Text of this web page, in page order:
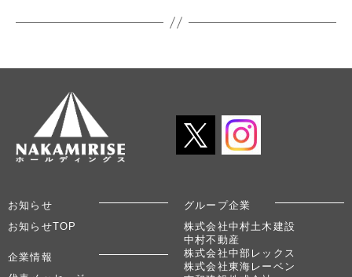
お知らせ
お知らせTOP
企業情報
グループ企業
株式会社中村土木建設
中村不動産
株式会社中部レックス
株式会社東海レーベン